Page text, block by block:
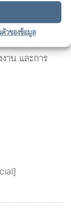
วของข้อมูล
และประชาชน
าน และการ